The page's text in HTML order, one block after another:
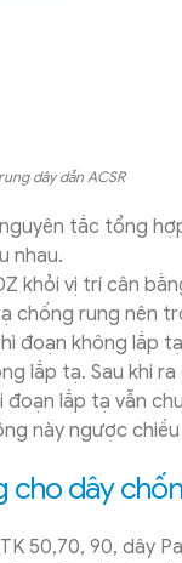
dây dẫn ACSR
tắc tổng
nhau.
khỏi vị trí cân
chống rung nên
đoạn không lắp
lắp tạ. Sau khi
lắp tạ vẫn
này ngược
cho dây
50,70, 90, dây